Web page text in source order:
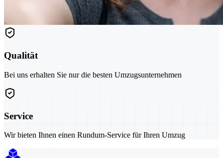
Qualität
Bei uns erhalten Sie nur die besten Umzugsunternehmen
Service
Wir bieten Ihnen einen Rundum-Service für Ihren Umzug